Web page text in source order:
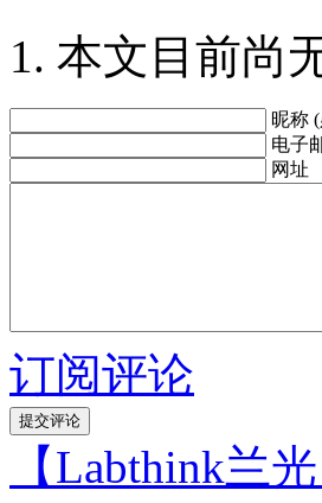
本文目前尚
昵称
电子
网址
订阅评论
【Labthink兰